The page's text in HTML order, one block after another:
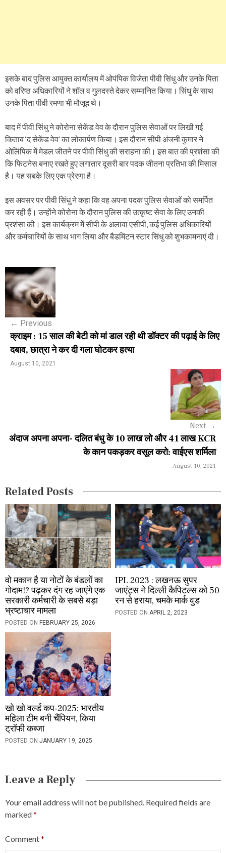
इसके बाद पुलिस आयुक्त कार्यालय में ओपंपिक विजेता पीवी सिंधु और उनके पिता
को वरिष्ठ अधिकारियों ने शॉल व गुलदस्ते देकर सम्मानित किया। सिंधु के साथ
उनके पिता पीवी रमणा भी मौजूद थे।
बाद में पीवी सिंधु ने कोरोना सेकेंड वेव के दौरान पुलिस सेवाओं पर लिखी गई
किताब ‘द सेकेंड वेव’ का लोकार्पण किया। इस दौरान सीपी अंजनी कुमार ने
ओलिंपिक में मेडल जीतने पर पीवी सिंधु की सराहना की। इस बात की प्रशंसा की
कि फिटनेस बनाए रखते हुए लगातार दूसरी बार पदक जीतना प्रतिभा की मिसाल
है। यह सबके लिए एक प्रेरणा है।
इस अवसर पर पीवी सिंधु ने कहा कि वह अपना पदक पुलिस सेवाओं को समर्पित
कर रही हैं। उन्होंने कोरोना के दौरान पुलिस की उत्कृष्ट सेवा के लिए उनकी
प्रशंसा की। इस कार्यक्रम में सीपी के अलावा एसीपी, कई पुलिस अधिकारियों
और कर्मचारियों के साथ भाग लिया और बैडमिंटन स्टार सिंधु को शुभकामनाएं दी।
P
o
s
n
a
a
o
n
← Previous
क्राइम : 15 साल की बेटी को मां डाल रही थी डॉक्टर की पढ़ाई के लिए
दबाव, छात्रा ने कर दी गला घोटकर हत्या
August 10, 2021
Next →
अंदाज अपना अपना- दलित बंधु के 10 लाख लो और 41 लाख KCR
के कान पकड़कर वसूल करो: वाईएस शर्मिला
August 10, 2021
Related Posts
वो मकान है या नोटों के बंडलों का
गोदाम!? पढ़कर दंग रह जाएंगे एक
सरकारी कर्मचारी के सबसे बड़ा
भ्रष्टाचार मामला
POSTED ON FEBRUARY 25, 2026
IPL 2023 : लखनऊ सुपर
जाएंट्स ने दिल्ली कैपिटल्स को 50
रन से हराया, चमके मार्क वुड
POSTED ONAPRIL 2, 2023
खो खो वर्ल्ड कप-2025: भारतीय
महिला टीम बनी चैंपियन, किया
ट्रॉफी कब्जा
POSTED ON JANUARY 19, 2025
Leave a Reply
Your email address will not be published. Required fields are
marked*
Comment*